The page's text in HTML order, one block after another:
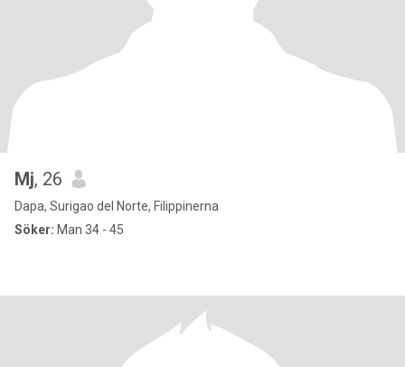
Mj, 26
Dapa, Surigao del Norte, Filippinerna
Söker: Man 34 - 45